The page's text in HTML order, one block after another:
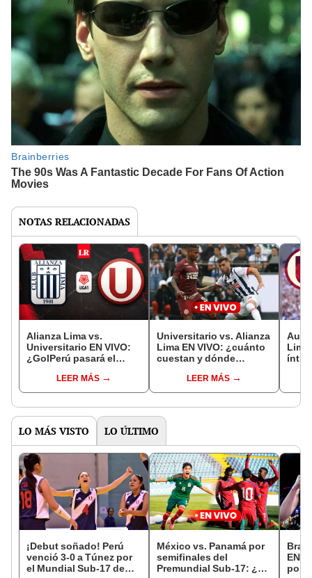
NOTAS RELACIONADAS
Alianza Lima vs.
Universitario EN VIVO:
¿GolPerú pasará el
peruano 2023?
LEER MÁS
Universitario vs. Alianza
Lima EN VIVO: ¿cuánto
cuestan y dónde
para el clásico?
LEER MÁS
LO MÁS VISTO LO ÚLTIMO
¡Debut soñado! Perú
venció 3-0 a Túnez por
el Mundial Sub-17 de
México vs. Panamá por
semifinales del
Premundial Sub-17: ¿a
EN
por